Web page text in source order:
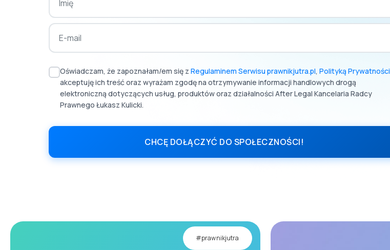
Oświadczam, że zapoznałam/em się z Regulaminem Serwisu prawnikjutra.pl, Polityką Prywatności
akceptuję ich treść oraz wyrażam zgodę na otrzymywanie informacji handlowych drogą
elektroniczną dotyczących usług, produktów oraz działalności After Legal Kancelaria Radcy
Prawnego Łukasz Kulicki.
CHCĘ DOŁĄCZYĆ DO SPOŁECZNOŚCI!
#prawnikjutra